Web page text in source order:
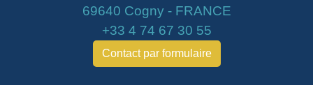
69640 Cogny - FRANCE
+33 4 74 67 30 55
Contact par formulaire